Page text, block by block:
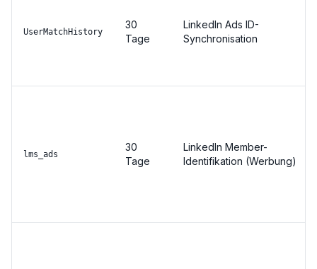
UserMatchHistory
30
Tage
LinkedIn Ads ID-
Synchronisation
lms_ads
30
Tage
LinkedIn Member-
Identifikation (Werbung)